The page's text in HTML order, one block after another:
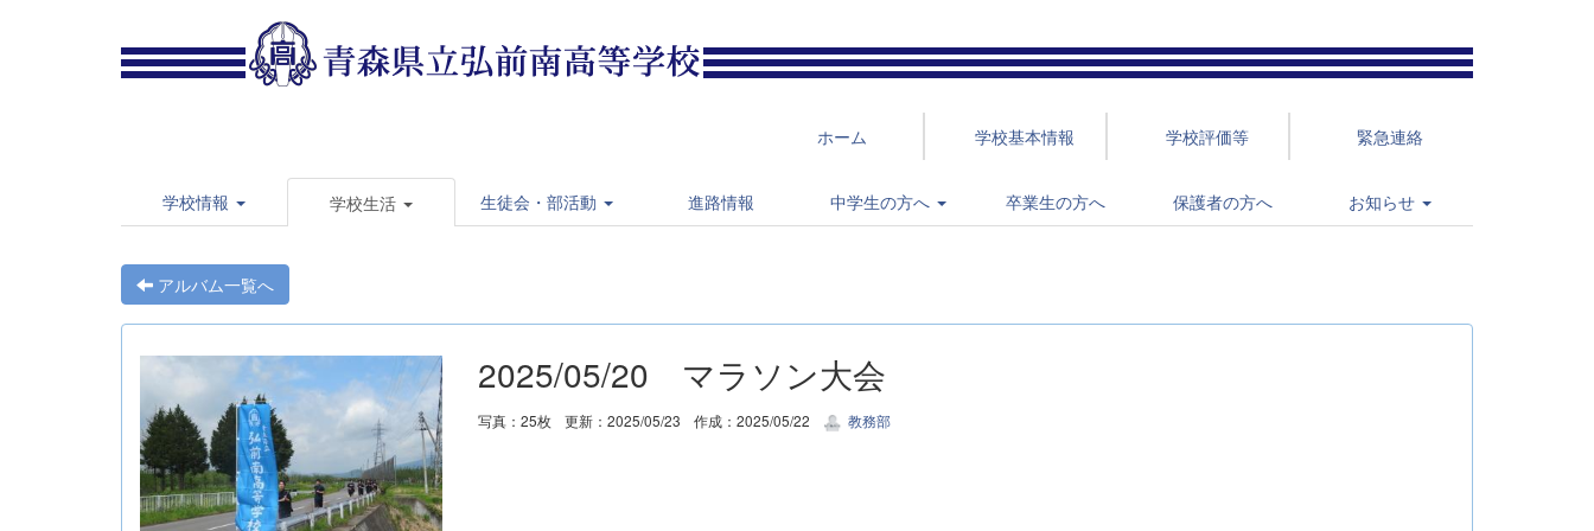
ホーム 学校基本情報 学校評価等 緊急連絡
学校情報 学校生活 生徒会・部活動 進路情報 中学生の方へ 卒業生の方へ 保護者の方へ お知らせ
アルバム一覧へ
2025/05/20 マラソン大会
写真：25枚 更新：2025/05/23 作成：2025/05/22 教務部